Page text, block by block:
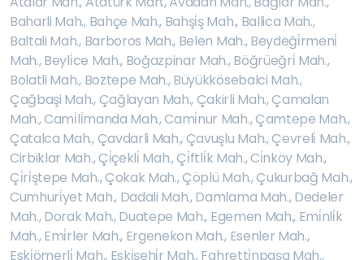
Baharli Mah., Bahçe Mah., Bahşi̇ş Mah., Ballica Mah.,
Baltali Mah., Barboros Mah., Belen Mah.,Beydeği̇rmeni̇
Mah.,Beyli̇ce Mah., Boğazpinar Mah.,Böğrüeğri̇ Mah.,
Bolatli Mah., Boztepe Mah.,Büyükkösebalci Mah.,
Çağbaşi Mah.,Çağlayan Mah.,Çakirli Mah.,Çamalan
Mah.,Cami̇li̇manda Mah.,Cami̇nur Mah.,Çamtepe Mah.,
Çatalca Mah.,Çavdarli Mah.,Çavuşlu Mah.,Çevreli̇ Mah.,
Cirbiklar Mah.,Çi̇çekli̇ Mah.,Çi̇ftli̇k Mah.,Ci̇nköy Mah.,
Çi̇ri̇ştepe Mah.,Çokak Mah.,Çöplü Mah.,Çukurbağ Mah.,
Cumhuri̇yet Mah., Dadali Mah.,Damlama Mah.,Dedeler
Mah.,Dorak Mah.,Duatepe Mah., Egemen Mah., Emi̇nli̇k
Mah.,Emi̇rler Mah., Ergenekon Mah., Esenler Mah.,
Eski̇ömerli̇ Mah., Eski̇şehi̇r Mah.,Fahretti̇npaşa Mah.,